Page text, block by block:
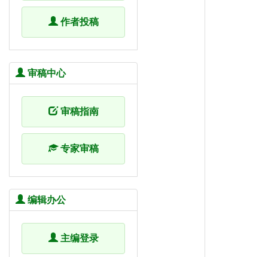
作者投稿
审稿中心
审稿指南
专家审稿
编辑办公
主编登录